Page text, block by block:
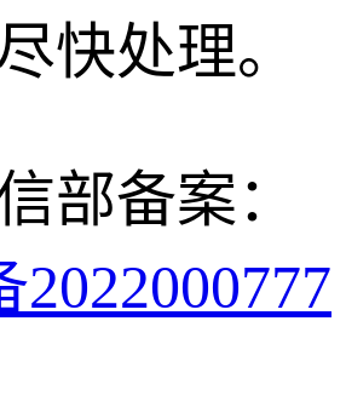
快处理。
部备案：
2022000777